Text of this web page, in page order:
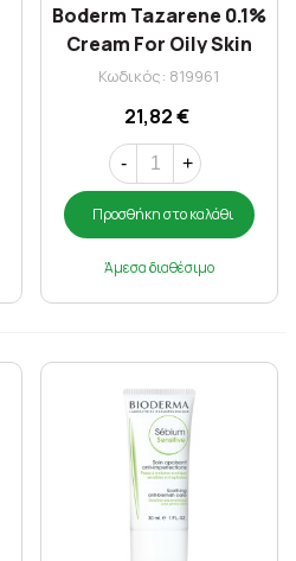
Boderm Tazarene 0.1%
Cream For Oily Skin
40ml
Κωδικός: 819961
21,82 €
- +
Προσθήκη στο καλάθι
Άμεσα διαθέσιμο